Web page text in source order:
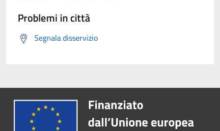
Problemi in città
Segnala disservizio